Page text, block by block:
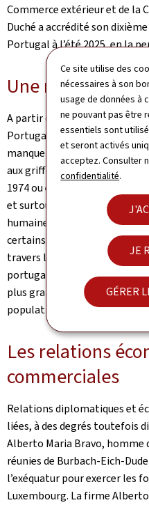
Ce site utilise des
nécessaires à son
usage de données à
ne pouvant pas être
essentiels sont
et seront activés
acceptez. Consulter
confidentialité.
JE
GÉRER
Commerce extérieur et de la
Duché a accrédité son
Portugal à l’été 2025, en la
Une relation
A partir des années soixante,
Portugais à émigrer ;
manque d’opportunités au
aux griffes de la dictature
1974 ou encore pour échapper
et surtout les guerres
humaines et vu le besoin de
certains se sont installés au
travers la possibilité de
portugaises se sont
plus grande communauté
population résidente totale).
Les relations
commerciales
Relations diplomatiques et
liées, à des degrés toutefois
Alberto Maria Bravo, homme
réunies de Burbach-Eich-
l’exéquatur pour exercer les
Luxembourg. La firme